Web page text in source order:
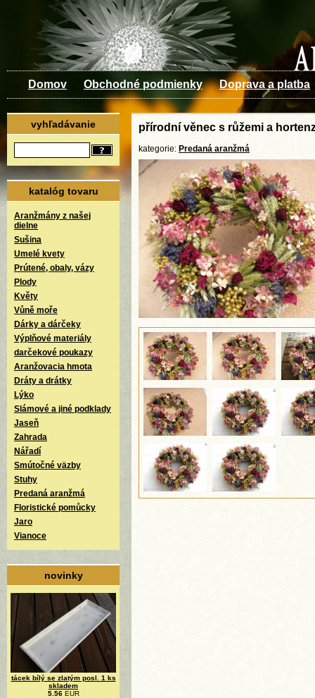
Domov Obchodné podmienky Doprava a platba
vyhľadávanie
katalóg tovaru
Aranžmány z našej
dielne
Sušina
Umelé kvety
Prútené, obaly, vázy
Plody
Květy
Vůně moře
Dárky a dárčeky
Výplňové materiály
darčekové poukazy
Aranžovacia hmota
Dráty a drátky
Lýko
Slámové a jiné podklady
Jaseň
Zahrada
Nářadí
Smútočné väzby
Stuhy
Predaná aranžmá
Floristické pomůcky
Jaro
Vianoce
novinky
tácek bílý se zlatým posl. 1 ks
skladem
5.56EUR
přírodní věnec s růžemi a
kategorie: Predaná aranžmá